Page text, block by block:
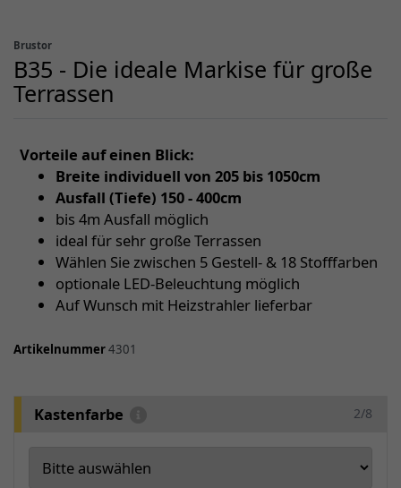
Brustor
B35 - Die ideale Markise für große
Terrassen
Vorteile auf einen Blick:
Breite individuell von 205 bis 1050cm
Ausfall (Tiefe) 150 - 400cm
bis 4m Ausfall möglich
ideal für sehr große Terrassen
Wählen Sie zwischen 5 Gestell- & 18 Stofffarben
optionale LED-Beleuchtung möglich
Auf Wunsch mit Heizstrahler lieferbar
Artikelnummer4301
Kastenfarbe 2/8